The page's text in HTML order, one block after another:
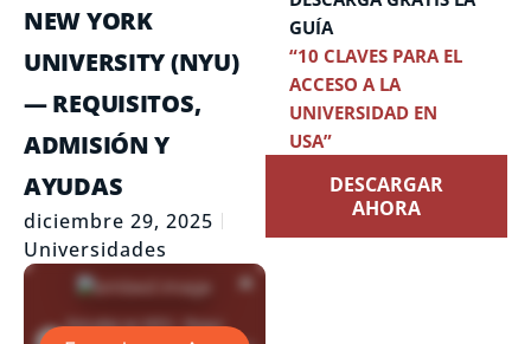
NEW YORK
UNIVERSITY (NYU)
— REQUISITOS,
ADMISIÓN Y
AYUDAS
diciembre 29, 2025
Universidades
GUÍA
“10 CLAVES PARA EL
ACCESO A LA
UNIVERSIDAD EN
USA”
DESCARGAR
AHORA